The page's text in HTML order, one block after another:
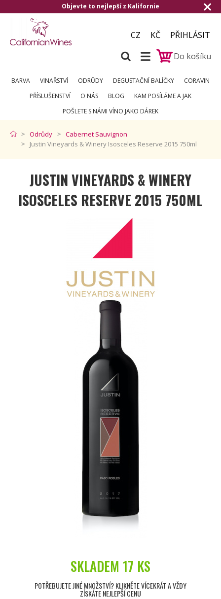
Objevte to nejlepší z Kalifornie
CZ KČ
PŘIHLÁSIT
Do košíku
BARVA VINAŘSTVÍ ODRŮDY DEGUSTAČNÍ BALÍČKY
CORAVIN
PŘÍSLUŠENSTVÍ
O NÁS BLOG
KAM POSÍLÁME A JAK
POŠLETE S NÁMI VÍNO JAKO DÁREK
Odrůdy
Cabernet Sauvignon
Justin Vineyards & Winery Isosceles Reserve 2015 750ml
JUSTIN VINEYARDS & WINERY
ISOSCELES RESERVE 2015 750ML
SKLADEM 17 KS
POTŘEBUJETE JINÉ MNOŽSTVÍ? KLIKNĚTE VÍCEKRÁT A VŽDY
ZÍSKÁTE NEJLEPŠÍ CENU